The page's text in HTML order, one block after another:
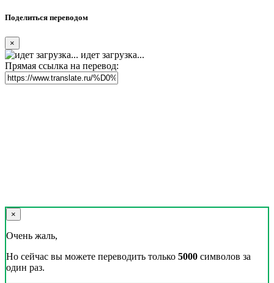
Поделиться переводом
×
идет загрузка...
Прямая ссылка на перевод:
×
Очень жаль,
Но сейчас вы можете переводить только 5000 символов за
один раз.